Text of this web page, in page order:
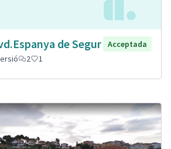
de Segur
Acceptada
2 1